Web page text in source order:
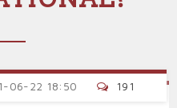
06-22 18:50 191